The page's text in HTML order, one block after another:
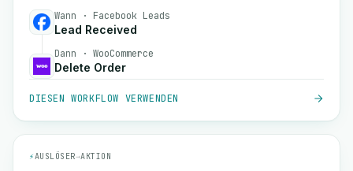
Wann · Facebook Leads
Lead Received
Dann · WooCommerce
Delete Order
DIESEN WORKFLOW VERWENDEN
⚡AUSLÖSER→AKTION